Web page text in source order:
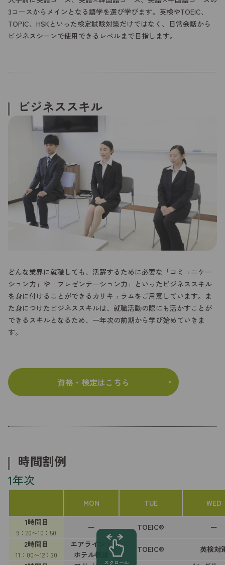
3コースからメインとなる語学を選び学びます。英検やTOEIC、
TOPIC、HSKといった検定試験対策だけではなく、日常会話から
ビジネスシーンで使用できるレベルまで目指します。
ビジネススキル
どんな業界に就職しても、活躍するために必要な「コミュニケー
ション力」や「プレゼンテーション力」といったビジネススキル
を身に付けることができるカリキュラムをご用意しています。ま
た身につけたビジネススキルは、就職活動の際にも活かすことが
できるスキルとなるため、一年次の前期から学び始めていきま
す。
資格・検定はこちら
時間割例
1年次
MON TUE
WED
1時間目
9：20〜10：50
ー TOEIC®
ー
2時間目
11：00〜12：30
エアライン・
ホテル概論
TOEIC®
英検対
スクロール